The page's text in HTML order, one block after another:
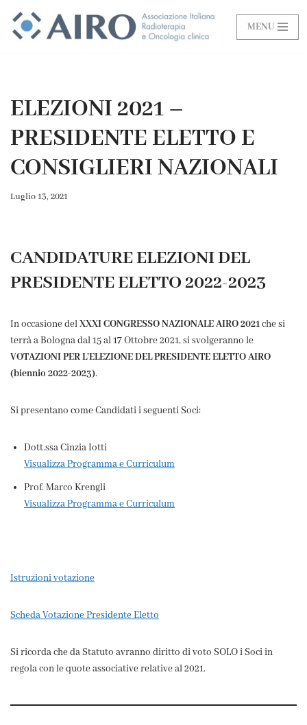
Vai
MENU
ELEZIONI 2021 –
PRESIDENTE ELETTO E
CONSIGLIERI NAZIONALI
Luglio 13, 2021
CANDIDATURE ELEZIONI DEL
PRESIDENTE ELETTO 2022-2023
In occasione delXXXI CONGRESSO NAZIONALE AIRO 2021che si
terrà a Bologna dal 15 al 17 Ottobre 2021, si svolgeranno le
VOTAZIONI PER L’ELEZIONE DEL PRESIDENTE ELETTO AIRO
(biennio 2022-2023).
Si presentano come Candidati i seguenti Soci:
Dott.ssa Cinzia Iotti
Visualizza Programma e Curriculum
Prof. Marco Krengli
Visualizza Programma e Curriculum
Istruzioni votazione
Scheda Votazione Presidente Eletto
Si ricorda che da Statuto avranno diritto di voto SOLO i Soci in
regola con le quote associative relative al 2021.